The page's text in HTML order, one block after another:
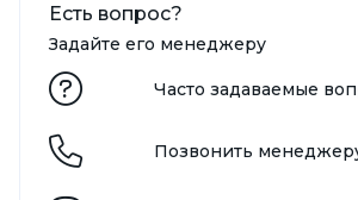
Есть вопрос?
Задайте его менеджеру
Часто задаваемые
Позвонить